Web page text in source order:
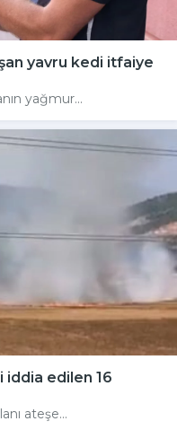
yavru kedi itfaiye
yağmur...
iddia edilen 16
ateşe...